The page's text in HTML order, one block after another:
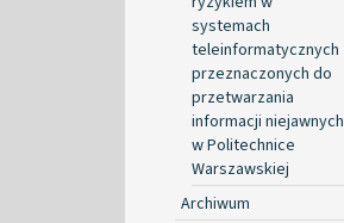
systemach
teleinformatycznych
przeznaczonych do
przetwarzania
informacji niejawnych
w Politechnice
Warszawskiej
Archiwum